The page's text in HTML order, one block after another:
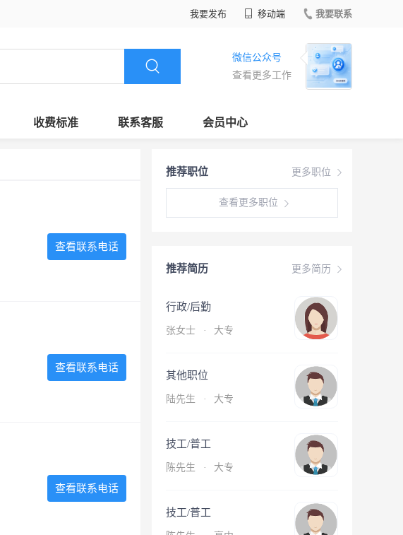
我要发布 移动端 我要联系
微信公众号
查看更多工作
收费标准 联系客服 会员中心
更多职位
推荐职位
查看更多职位
更多简历
推荐简历
行政/后勤
张女士 · 大专
其他职位
陆先生 · 大专
技工/普工
陈先生 · 大专
技工/普工
查看联系电话
查看联系电话
查看联系电话